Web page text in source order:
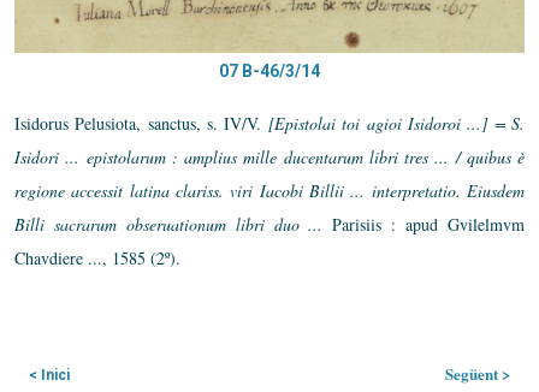
07 B-46/3/14
Isidorus Pelusiota, sanctus, s. IV/V. [Epistolai toi agioi Isidoroi ...] = S.
Isidori ... epistolarum : amplius mille ducentarum libri tres ... / quibus è
regione accessit latina clariss. viri Iacobi Billii ... interpretatio. Eiusdem
Billi sacrarum obseruationum libri duo ... Parisiis : apud Gvilelmvm
Chavdiere ..., 1585 (2º).
< Inici Següent >